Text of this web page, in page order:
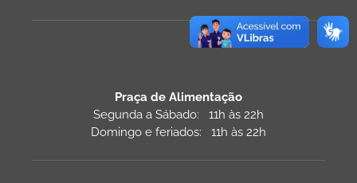
Praça de Alimentação
Segunda a Sábado: 11h às 22h
Domingo e feriados: 11h às 22h